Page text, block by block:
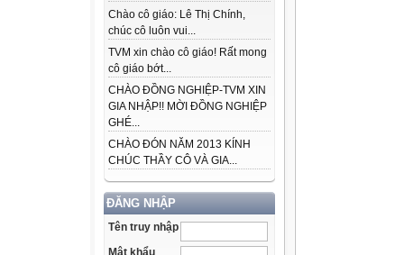
Chào cô giáo: Lê Thị Chính,
chúc cô luôn vui...
TVM xin chào cô giáo! Rất mong
cô giáo bớt...
CHÀO ĐỒNG NGHIỆP-TVM XIN
GIA NHẬP!! MỜI ĐỒNG NGHIỆP
GHÉ...
CHÀO ĐÓN NĂM 2013 KÍNH
CHÚC THẦY CÔ VÀ GIA...
ĐĂNG NHẬP
Tên truy nhập
Mật khẩu